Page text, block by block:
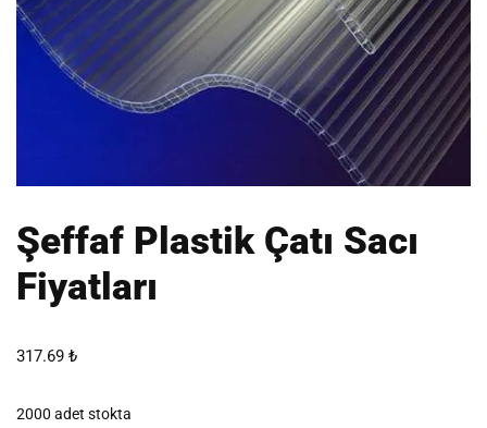
Şeffaf Plastik Çatı Sacı
Fiyatları
317.69 ₺
2000 adet stokta